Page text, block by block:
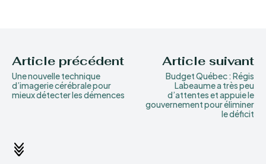
Article précédent
Une nouvelle technique
d’imagerie cérébrale pour
mieux détecter les démences
Article suivant
Budget Québec : Régis
Labeaume a très peu
d’attentes et appuie le
gouvernement pour éliminer
le déficit